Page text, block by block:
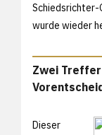
Schiedsrichter-
wurde wieder
Zwei
Dieser